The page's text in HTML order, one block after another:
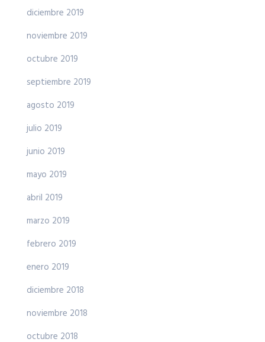
diciembre 2019
noviembre 2019
octubre 2019
septiembre 2019
agosto 2019
julio 2019
junio 2019
mayo 2019
abril 2019
marzo 2019
febrero 2019
enero 2019
diciembre 2018
noviembre 2018
octubre 2018